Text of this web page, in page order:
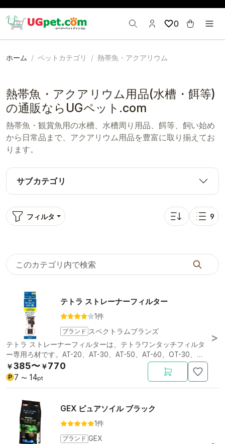
0
ホーム ペットカテゴリ 熱帯魚・アクアリウム
熱帯魚・アクアリウム用品(水槽・餌等)
の通販ならUGペット.com
熱帯魚・観賞魚用の水槽、水槽周り用品、餌等、飼い始め
から日常品まで、アクアリウム用品を豊富に取り揃えてお
ります。
サブカテゴリ
フィルタ
並び替え: 口コミ
表示
9
テトラ ストレーナーフィルター
1件
ブランド スペクトラムブランズ
テトラ ストレーナーフィルターは、テトラワンタッチフィルタ
ー専用ろ材です。AT-20、AT-30、AT-50、AT-60、OT-30、
OT-30Plus、OT-45、OT-60用。
￥385〜 ￥770
P 7 〜 14pt
GEX ピュアソイル ブラック
1件
ブランド GEX